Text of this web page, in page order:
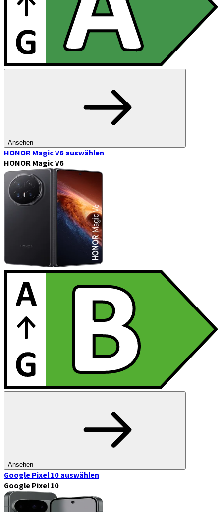
Ansehen
HONOR Magic V6auswählen
HONOR Magic V6
Ansehen
Google Pixel 10auswählen
Google Pixel 10